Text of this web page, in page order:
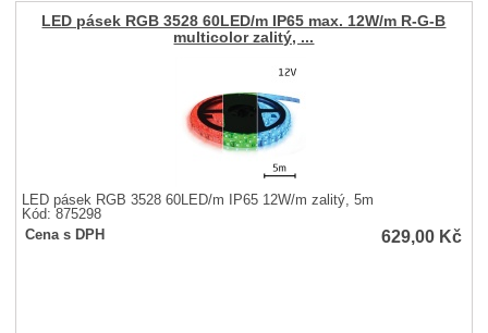
LED pásek RGB 3528 60LED/m IP65 max. 12W/m R-G-B
multicolor zalitý, ...
LED pásek RGB 3528 60LED/m IP65 12W/m zalitý, 5m
Kód: 875298
Cena s DPH
629,00 Kč